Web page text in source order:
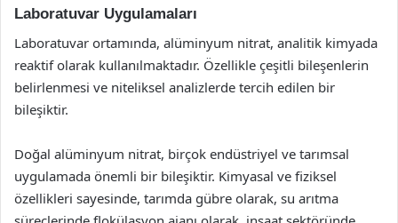
Laboratuvar Uygulamaları
Laboratuvar ortamında, alüminyum nitrat, analitik kimyada
reaktif olarak kullanılmaktadır. Özellikle çeşitli bileşenlerin
belirlenmesi ve niteliksel analizlerde tercih edilen bir
bileşiktir.
Doğal alüminyum nitrat, birçok endüstriyel ve tarımsal
uygulamada önemli bir bileşiktir. Kimyasal ve fiziksel
özellikleri sayesinde, tarımda gübre olarak, su arıtma